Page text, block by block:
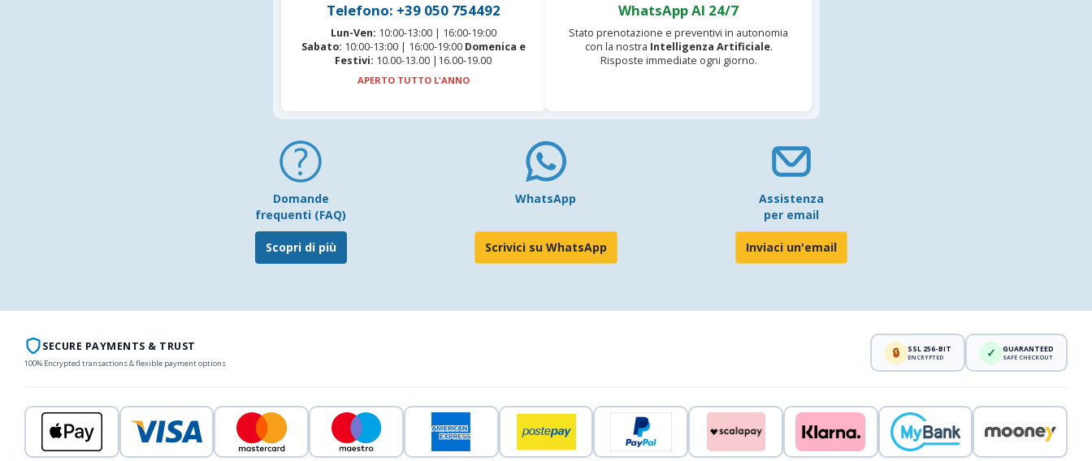
Telefono: +39 050 754492
Lun-Ven: 10:00-13:00 | 16:00-19:00
Sabato: 10:00-13:00 | 16:00-19:00 Domenica e
Festivi: 10.00-13.00 |16.00-19.00
APERTO TUTTO L'ANNO
WhatsApp AI 24/7
Stato prenotazione e preventivi in autonomia
con la nostra Intelligenza Artificiale.
Risposte immediate ogni giorno.
Domande
frequenti (FAQ)
Scopri di più
WhatsApp
Scrivici su WhatsApp
Assistenza
per email
Inviaci un'email
SECURE PAYMENTS & TRUST
100% Encrypted transactions & flexible payment options
🔒 SSL 256-BIT
ENCRYPTED ✓ GUARANTEED
SAFE CHECKOUT